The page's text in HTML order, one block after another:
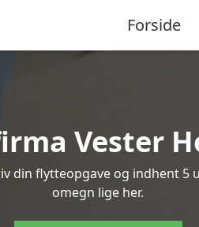
Forside
Vester
din flytteopgave og indhent
omegn lige her.